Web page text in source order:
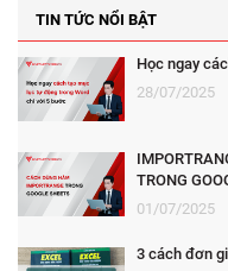
TIN TỨC NỔI BẬT
Học ngay
28/07/2025
TRONG
01/07/2025
3 cách đơn